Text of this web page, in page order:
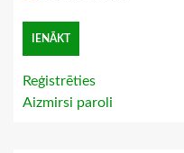
Reģistrēties
Aizmirsi paroli